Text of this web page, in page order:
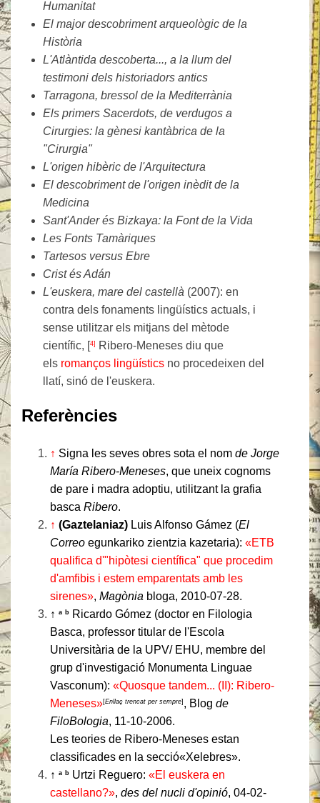
Humanitat
El major descobriment arqueològic de la
Història
L'Atlàntida descoberta..., a la llum del
testimoni dels historiadors antics
Tarragona, bressol de la Mediterrània
Els primers Sacerdots, de verdugos a
Cirurgies: la gènesi kantàbrica de la
"Cirurgia"
L'origen hibèric de l'Arquitectura
El descobriment de l'origen inèdit de la
Medicina
Sant'Ander és Bizkaya: la Font de la Vida
Les Fonts Tamàriques
Tartesos versus Ebre
Crist és Adán
L'euskera, mare del castellà (2007): en
contra dels fonaments lingüístics actuals, i
sense utilitzar els mitjans del mètode
científic, [4]
Ribero-Meneses diu que
els romanços lingüístics no procedeixen del
llatí, sinó de l'euskera.
Referències
↑ Signa les seves obres sota el nom de Jorge
María Ribero-Meneses, que uneix cognoms
de pare i madra adoptiu, utilitzant la grafia
basca Ribero.
↑ (Gaztelaniaz) Luis Alfonso Gámez (El
Correo egunkariko zientzia kazetaria): «ETB
qualifica d'"hipòtesi científica" que procedim
d'amfibis i estem emparentats amb les
sirenes», Magònia bloga, 2010-07-28.
↑ a b Ricardo Gómez (doctor en Filologia
Basca, professor titular de l'Escola
Universitària de la UPV/ EHU, membre del
grup d'investigació Monumenta Linguae
Vasconum): «Quosque tandem... (II): Ribero-
Meneses»[Enllaç trencat per sempre] , Blog de
FiloBologia, 11-10-2006.
Les teories de Ribero-Meneses estan
classificades en la secció«Xelebres».
↑ a b Urtzi Reguero: «El euskera en
castellano?», des del nucli d'opinió, 04-02-